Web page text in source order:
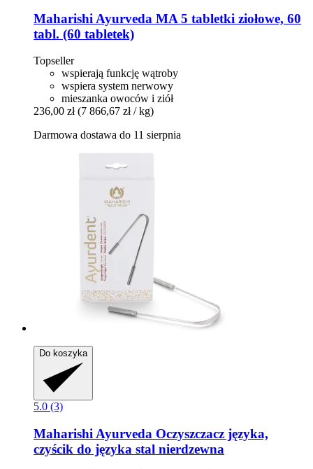
Maharishi Ayurveda MA 5 tabletki ziołowe, 60
tabl. (60 tabletek)
Topseller
wspierają funkcję wątroby
wspiera system nerwowy
mieszanka owoców i ziół
236,00 zł (7 866,67 zł / kg)
Darmowa dostawa do 11 sierpnia
Do koszyka
5.0 (3)
Maharishi Ayurveda Oczyszczacz języka,
czyścik do języka stal nierdzewna